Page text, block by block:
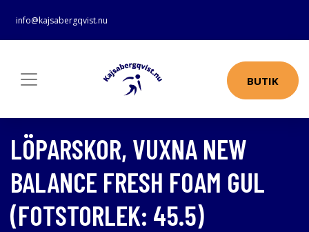
info@kajsabergqvist.nu
BUTIK
LÖPARSKOR, VUXNA NEW
BALANCE FRESH FOAM GUL
(FOTSTORLEK: 45.5)